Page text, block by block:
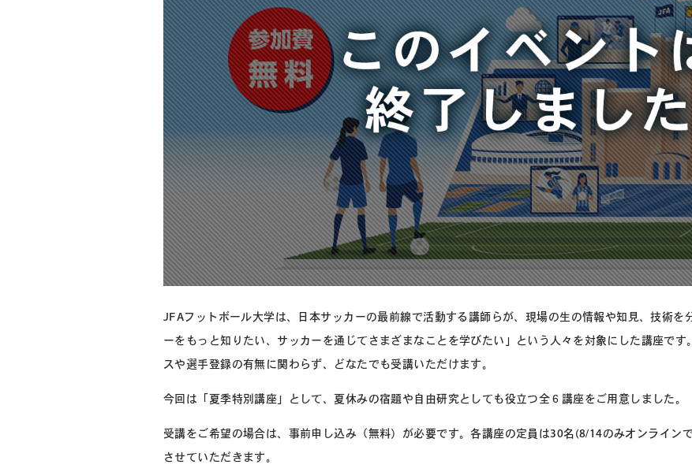
JFAフットボール大学は、日本サッカーの最前線で活動する講師らが、現場の生の情報や知見、技術を
ーをもっと知りたい、サッカーを通じてさまざまなことを学びたい」という人々を対象にした講座で
スや選手登録の有無に関わらず、どなたでも受講いただけます。
今回は「夏季特別講座」として、夏休みの宿題や自由研究としても役立つ全６講座をご用意しました。
受講をご希望の場合は、事前申し込み（無料）が必要です。各講座の定員は30名(8/14のみオンライン
させていただきます。